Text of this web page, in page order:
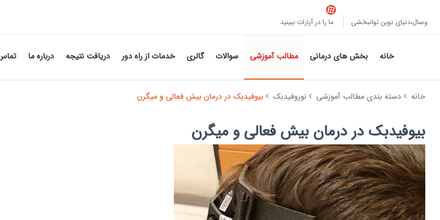
وصال،دنیای نوین توانبخشی ما را در آپارات ببینید
خانه بخش های درمانی مطالب آموزشی سوالات گالری خدمات از راه دور دریافت نتیجه درباره ما
خانه دسته بندی مطالب آموزشی نوروفیدبک بیوفیدبک در درمان بیش فعالی و میگرن
بیوفیدبک در درمان بیش فعالی و میگرن